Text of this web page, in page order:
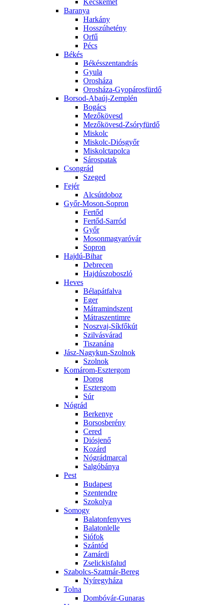
Baranya
Harkány
Hosszúhetény
Orfű
Pécs
Békés
Békésszentandrás
Gyula
Orosháza
Orosháza-Gyopárosfürdő
Borsod-Abaúj-Zemplén
Bogács
Mezőkövesd
Mezőkövesd-Zsóryfürdő
Miskolc
Miskolc-Diósgyőr
Miskolctapolca
Sárospatak
Csongrád
Szeged
Fejér
Alcsútdoboz
Győr-Moson-Sopron
Fertőd
Fertőd-Sarród
Győr
Mosonmagyaróvár
Sopron
Hajdú-Bihar
Debrecen
Hajdúszoboszló
Heves
Bélapátfalva
Eger
Mátramindszent
Mátraszentimre
Noszvaj-Síkfőkút
Szilvásvárad
Tiszanána
Jász-Nagykun-Szolnok
Szolnok
Komárom-Esztergom
Dorog
Esztergom
Súr
Nógrád
Berkenye
Borsosberény
Cered
Diósjenő
Kozárd
Nógrádmarcal
Salgóbánya
Pest
Budapest
Szentendre
Szokolya
Somogy
Balatonfenyves
Balatonlelle
Siófok
Szántód
Zamárdi
Zselickisfalud
Szabolcs-Szatmár-Bereg
Nyíregyháza
Tolna
Dombóvár-Gunaras